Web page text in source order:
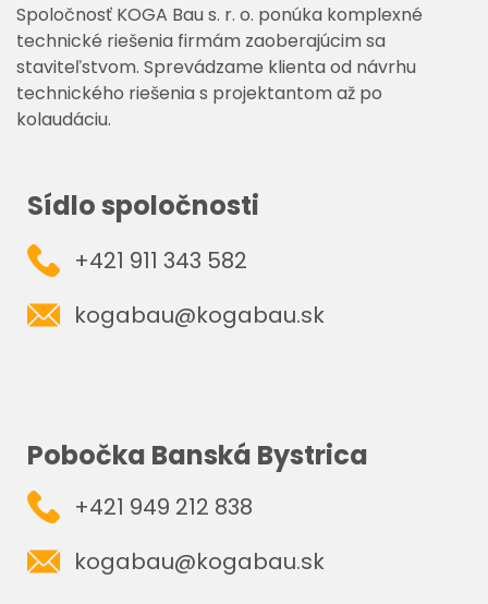
Spoločnosť KOGA Bau s. r. o. ponúka komplexné
technické riešenia firmám zaoberajúcim sa
staviteľstvom. Sprevádzame klienta od návrhu
technického riešenia s projektantom až po
kolaudáciu.
Sídlo spoločnosti
+421 911 343 582
kogabau@kogabau.sk
Pobočka Banská Bystrica
+421 949 212 838
kogabau@kogabau.sk